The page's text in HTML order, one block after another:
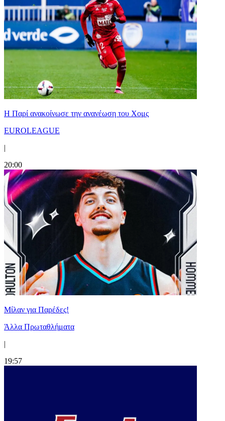
Η Παρί ανακοίνωσε την ανανέωση του Χομς
EUROLEAGUE
|
20:00
Μίλαν για Παρέδες!
Άλλα Πρωταθλήματα
|
19:57